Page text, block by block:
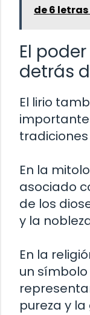
de 6
El
detrás
El lirio
En la
asociado
de los
y la
En la
un
pureza y